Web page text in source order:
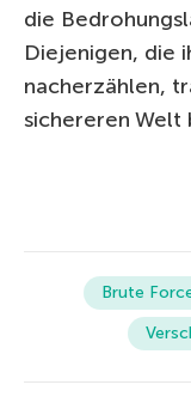
die
Diejenigen, die
nacherzählen,
sichereren Welt
Brute